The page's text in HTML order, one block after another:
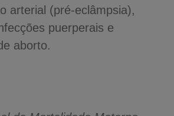
arterial (pré-eclâmpsia),
puerperais e
aborto.